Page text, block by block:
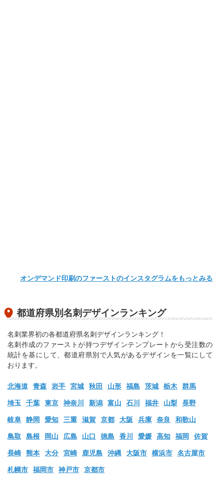
オンデマンド印刷のファーストのインスタグラムをもっとみる
都道府県別名刺デザインランキング
名刺業界初の各都道府県名刺デザインランキング！
名刺作成のファーストが持つデザインテンプレートから受注数の
統計を基にして、都道府県別で人気があるデザインを一覧にして
おります。
北海道 青森 岩手 宮城 秋田 山形 福島 茨城 栃木 群馬
埼玉 千葉 東京 神奈川 新潟 富山 石川 福井 山梨 長野
岐阜 静岡 愛知 三重 滋賀 京都 大阪 兵庫 奈良 和歌山
鳥取 島根 岡山 広島 山口 徳島 香川 愛媛 高知 福岡 佐賀
長崎 熊本 大分 宮崎 鹿児島 沖縄 大阪市 横浜市 名古屋市
札幌市 福岡市 神戸市 京都市